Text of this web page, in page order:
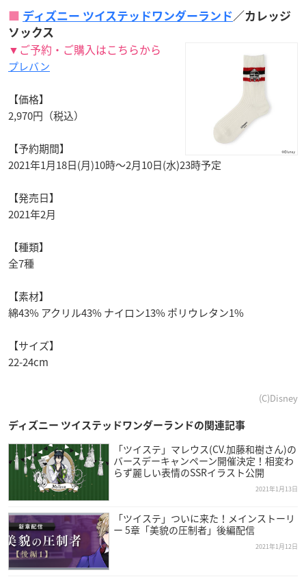
ディズニー ツイステッドワンダーランド ／カレッジ
ソックス
▼ご予約・ご購入はこちらから
プレバン
【価格】
2,970円（税込）
【予約期間】
2021年1月18日(月)10時～2月10日(水)23時予定
【発売日】
2021年2月
【種類】
全7種
【素材】
綿43%­ アクリル43% ナイロン13% ポリウレタン1%
【サイズ】
22-24cm
(C)Disney
ディズニー ツイステッドワンダーランドの関連記事
「ツイステ」マレウス(CV.加藤和樹さん)の
バースデーキャンペーン開催決定！相変わ
らず麗しい表情のSSRイラスト公開
2021年1月13日
「ツイステ」ついに来た！メインストーリ
ー 5章「美貌の圧制者」後編配信
2021年1月12日